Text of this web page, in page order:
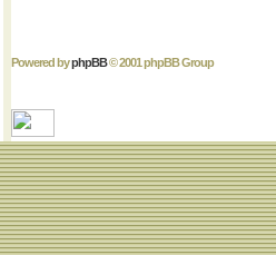
Powered byphpBB© 2001 phpBB Group